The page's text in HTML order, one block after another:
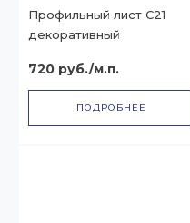
Профильный лист С21
декоративный
720 руб./м.п.
ПОДРОБНЕЕ